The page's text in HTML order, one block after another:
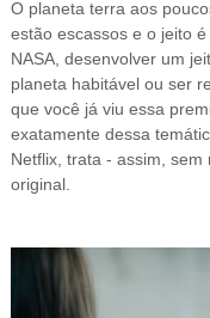
O planeta terra aos
estão escassos e o jeito
NASA, desenvolver um
planeta habitável ou ser
que você já viu essa
exatamente dessa
Netflix, trata - assim,
original.